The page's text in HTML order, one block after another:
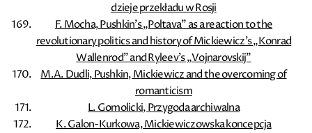
dzieje przekładu w Rosji
F. Mocha, Pushkin's „Poltava” as a reaction to the
revolutionary politics and history of Mickiewicz's „Konrad
Wallenrod” and Ryleev's „Vojnarovskij”
M.A. Dudli, Pushkin, Mickiewicz and the overcoming of
romanticism
L. Gomolicki, Przygoda archiwalna
K. Galon-Kurkowa, Mickiewiczowska koncepcja